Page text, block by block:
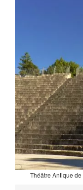
Théâtre Antique